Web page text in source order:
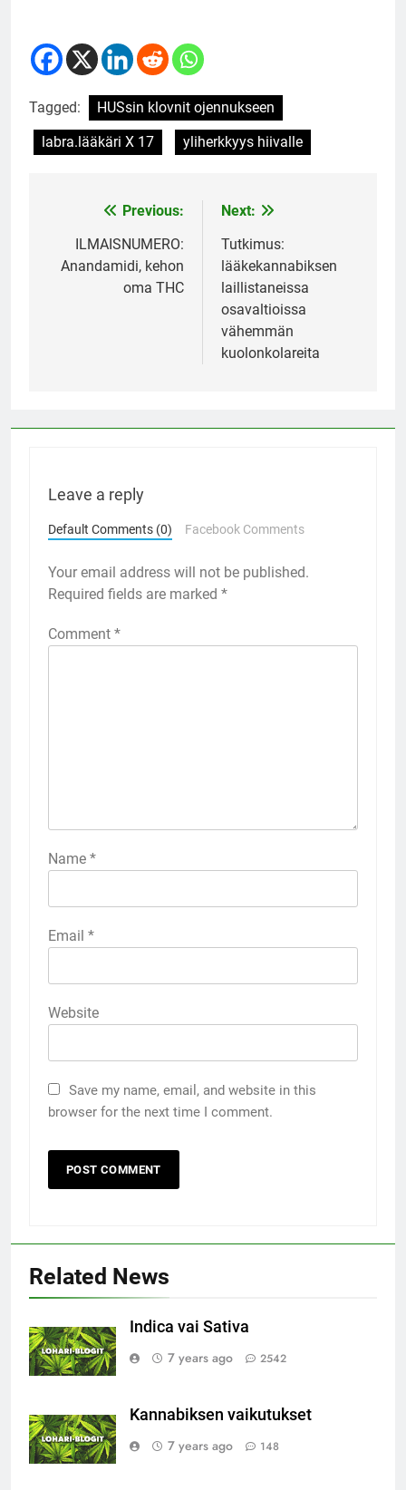
Tagged:
HUSsin klovnit ojennukseen
labra.lääkäri X 17
yliherkkyys hiivalle
navigation
Previous:
ILMAISNUMERO:
Anandamidi, kehon
oma THC
Next:
Tutkimus:
lääkekannabiksen
laillistaneissa
osavaltioissa
vähemmän
kuolonkolareita
Leave a reply
Default Comments (0) Facebook Comments
Your email address will not be published.
Required fields are marked *
Comment *
Name *
Email *
Website
Save my name, email, and website in this
browser for the next time I comment.
Related News
Indica vai Sativa
7 years ago
2542
Kannabiksen vaikutukset
7 years ago
148